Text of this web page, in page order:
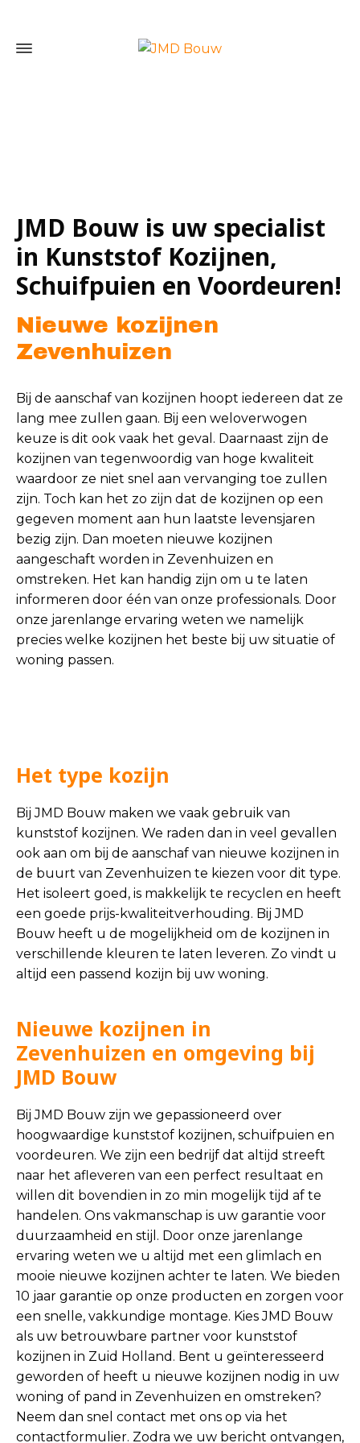
JMD Bouw is uw specialist
in Kunststof Kozijnen,
Schuifpuien en Voordeuren!
Nieuwe kozijnen
Zevenhuizen
Bij de aanschaf van kozijnen hoopt iedereen dat ze
lang mee zullen gaan. Bij een weloverwogen
keuze is dit ook vaak het geval. Daarnaast zijn de
kozijnen van tegenwoordig van hoge kwaliteit
waardoor ze niet snel aan vervanging toe zullen
zijn. Toch kan het zo zijn dat de kozijnen op een
gegeven moment aan hun laatste levensjaren
bezig zijn. Dan moeten nieuwe kozijnen
aangeschaft worden in Zevenhuizen en
omstreken. Het kan handig zijn om u te laten
informeren door één van onze professionals. Door
onze jarenlange ervaring weten we namelijk
precies welke kozijnen het beste bij uw situatie of
woning passen.
Het type kozijn
Bij JMD Bouw maken we vaak gebruik van
kunststof kozijnen. We raden dan in veel gevallen
ook aan om bij de aanschaf van nieuwe kozijnen in
de buurt van Zevenhuizen te kiezen voor dit type.
Het isoleert goed, is makkelijk te recyclen en heeft
een goede prijs-kwaliteitverhouding. Bij JMD
Bouw heeft u de mogelijkheid om de kozijnen in
verschillende kleuren te laten leveren. Zo vindt u
altijd een passend kozijn bij uw woning.
Nieuwe kozijnen in
Zevenhuizen en omgeving bij
JMD Bouw
Bij JMD Bouw zijn we gepassioneerd over
hoogwaardige kunststof kozijnen, schuifpuien en
voordeuren. We zijn een bedrijf dat altijd streeft
naar het afleveren van een perfect resultaat en
willen dit bovendien in zo min mogelijk tijd af te
handelen. Ons vakmanschap is uw garantie voor
duurzaamheid en stijl. Door onze jarenlange
ervaring weten we u altijd met een glimlach en
mooie nieuwe kozijnen achter te laten. We bieden
10 jaar garantie op onze producten en zorgen voor
een snelle, vakkundige montage. Kies JMD Bouw
als uw betrouwbare partner voor kunststof
kozijnen in Zuid Holland. Bent u geïnteresseerd
geworden of heeft u nieuwe kozijnen nodig in uw
woning of pand in Zevenhuizen en omstreken?
Neem dan snel contact met ons op via het
contactformulier. Zodra we uw bericht ontvangen,